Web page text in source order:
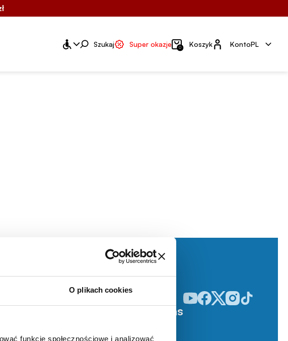
O plikach cookies
funkcje społecznościowe i analizować
Szukaj Super okazje 0 KoszykKonto
KontoPL
Śledź nas
Odwiedź nasz profil w serwisie
Odwiedź nasz profil w
Odwiedź nasz profil w
Odwiedź nasz
Odwiedź